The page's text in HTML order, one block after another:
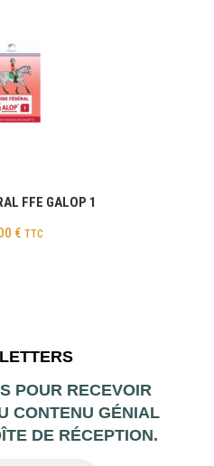
FFE GALOP 1
€ TTC
POUR RECEVOIR
CONTENU GÉNIAL
DE RÉCEPTION.